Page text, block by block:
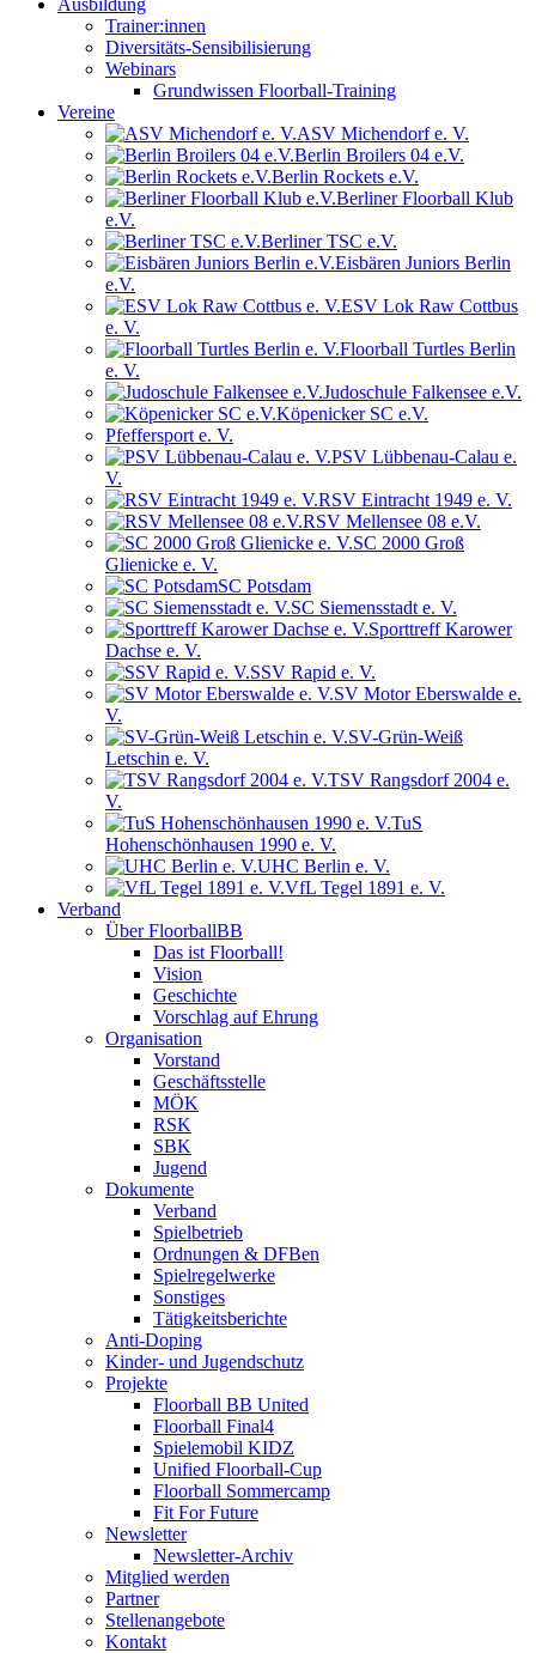
Ausbildung
Trainer:innen
Diversitäts-Sensibilisierung
Webinars
Grundwissen Floorball-Training
Vereine
ASV Michendorf e. V.
Berlin Broilers 04 e.V.
Berlin Rockets e.V.
Berliner Floorball Klub
e.V.
Berliner TSC e.V.
Eisbären Juniors Berlin
e.V.
ESV Lok Raw Cottbus
e. V.
Floorball Turtles Berlin
e. V.
Judoschule Falkensee e.V.
Köpenicker SC e.V.
Pfeffersport e. V.
PSV Lübbenau-Calau e.
V.
RSV Eintracht 1949 e. V.
RSV Mellensee 08 e.V.
SC 2000 Groß
Glienicke e. V.
SC Potsdam
SC Siemensstadt e. V.
Sporttreff Karower
Dachse e. V.
SSV Rapid e. V.
SV Motor Eberswalde e.
V.
SV-Grün-Weiß
Letschin e. V.
TSV Rangsdorf 2004 e.
V.
TuS
Hohenschönhausen 1990 e. V.
UHC Berlin e. V.
VfL Tegel 1891 e. V.
Verband
Über FloorballBB
Das ist Floorball!
Vision
Geschichte
Vorschlag auf Ehrung
Organisation
Vorstand
Geschäftsstelle
MÖK
RSK
SBK
Jugend
Dokumente
Verband
Spielbetrieb
Ordnungen & DFBen
Spielregelwerke
Sonstiges
Tätigkeitsberichte
Anti-Doping
Kinder- und Jugendschutz
Projekte
Floorball BB United
Floorball Final4
Spielemobil KIDZ
Unified Floorball-Cup
Floorball Sommercamp
Fit For Future
Newsletter
Newsletter-Archiv
Mitglied werden
Partner
Stellenangebote
Kontakt